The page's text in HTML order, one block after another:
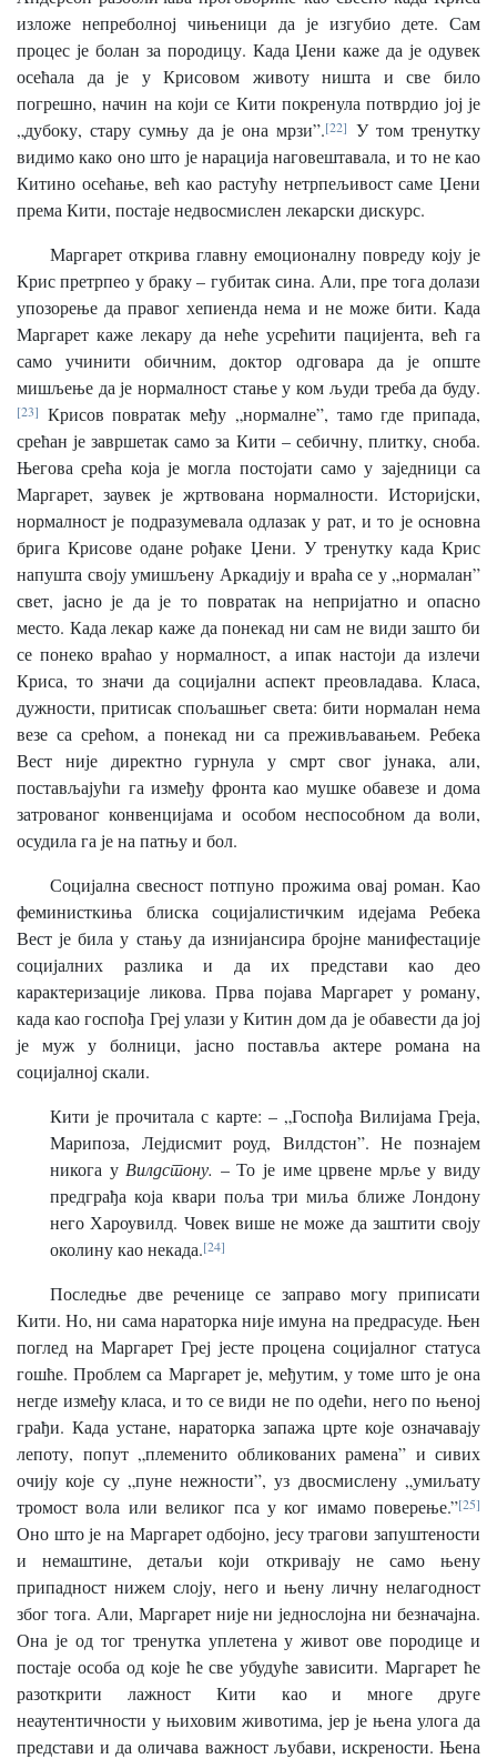
изложе непреболној чињеници да је изгубио дете. Сам
процес је болан за породицу. Када Џени каже да је одувек
осећала да је у Крисовом животу ништа и све било
погрешно, начин на који се Кити покренула потврдио јој је
„дубоку, стару сумњу да је она мрзи”.[22] У том тренутку
видимо како оно што је нарација наговештавала, и то не као
Китино осећање, већ као растућу нетрпељивост саме Џени
према Кити, постаје недвосмислен лекарски дискурс.
Маргарет открива главну емоционалну повреду коју је
Крис претрпео у браку – губитак сина. Али, пре тога долази
упозорење да правог хепиенда нема и не може бити. Када
Маргарет каже лекару да неће усрећити пацијента, већ га
само учинити обичним, доктор одговара да је опште
мишљење да је нормалност стање у ком људи треба да буду.
[23] Крисов повратак међу „нормалне”, тамо где припада,
срећан је завршетак само за Кити – себичну, плитку, сноба.
Његова срећа која је могла постојати само у заједници са
Маргарет, заувек је жртвована нормалности. Историјски,
нормалност је подразумевала одлазак у рат, и то је основна
брига Крисове одане рођаке Џени. У тренутку када Крис
напушта своју умишљену Аркадију и враћа се у „нормалан”
свет, јасно је да је то повратак на непријатно и опасно
место. Када лекар каже да понекад ни сам не види зашто би
се понеко враћао у нормалност, а ипак настоји да излечи
Криса, то значи да социјални аспект преовладава. Класа,
дужности, притисак спољашњег света: бити нормалан нема
везе са срећом, а понекад ни са преживљавањем. Ребека
Вест није директно гурнула у смрт свог јунака, али,
постављајући га између фронта као мушке обавезе и дома
затрованог конвенцијама и особом неспособном да воли,
осудила га је на патњу и бол.
Социјална свесност потпуно прожима овај роман. Као
феминисткиња блиска социјалистичким идејама Ребека
Вест је била у стању да изнијансира бројне манифестације
социјалних разлика и да их представи као део
карактеризације ликова. Прва појава Маргарет у роману,
када као госпођа Греј улази у Китин дом да је обавести да јој
је муж у болници, јасно поставља актере романа на
социјалној скали.
Кити је прочитала с карте: – „Госпођа Вилијама Греја,
Марипоза, Лејдисмит роуд, Вилдстон”. Не познајем
никога у Вилдстону. – То је име црвене мрље у виду
предграђа која квари поља три миља ближе Лондону
него Хароувилд. Човек више не може да заштити своју
околину као некада.[24]
Последње две реченице се заправо могу приписати
Кити. Но, ни сама нараторка није имуна на предрасуде. Њен
поглед на Маргарет Греј јесте процена социјалног статусa
гошће. Проблем са Маргарет је, међутим, у томе што је она
негде између класа, и то се види не по одећи, него по њеној
грађи. Када устане, нараторка запажа црте које означавају
лепоту, попут „племенито обликованих рамена” и сивих
очију које су „пуне нежности”, уз двосмислену „умиљату
тромост вола или великог пса у ког имамо поверење.”[25]
Оно што је на Маргарет одбојно, јесу трагови запуштености
и немаштине, детаљи који откривају не само њену
припадност нижем слоју, него и њену личну нелагодност
због тога. Али, Маргарет није ни једнослојна ни безначајна.
Она је од тог тренутка уплетена у живот ове породице и
постаје особа од које ће све убудуће зависити. Маргарет ће
разоткрити лажност Кити као и многе друге
неаутентичности у њиховим животима, јер је њена улога да
представи и да оличава важност љубави, искрености. Њена